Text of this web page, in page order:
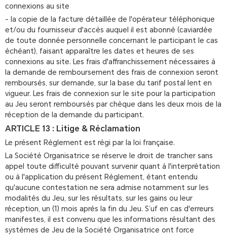
connexions au site
- la copie de la facture détaillée de l'opérateur téléphonique
et/ou du fournisseur d'accès auquel il est abonné (caviardée
de toute donnée personnelle concernant le participant le cas
échéant), faisant apparaître les dates et heures de ses
connexions au site. Les frais d'affranchissement nécessaires à
la demande de remboursement des frais de connexion seront
remboursés, sur demande, sur la base du tarif postal lent en
vigueur. Les frais de connexion sur le site pour la participation
au Jeu seront remboursés par chèque dans les deux mois de la
réception de la demande du participant.
ARTICLE 13 : Litige & Réclamation
Le présent Règlement est régi par la loi française.
La Société Organisatrice se réserve le droit de trancher sans
appel toute difficulté pouvant survenir quant à l'interprétation
ou à l'application du présent Règlement, étant entendu
qu'aucune contestation ne sera admise notamment sur les
modalités du Jeu, sur les résultats, sur les gains ou leur
réception, un (1) mois après la fin du Jeu. S’uf en cas d'erreurs
manifestes, il est convenu que les informations résultant des
systèmes de Jeu de la Société Organisatrice ont force